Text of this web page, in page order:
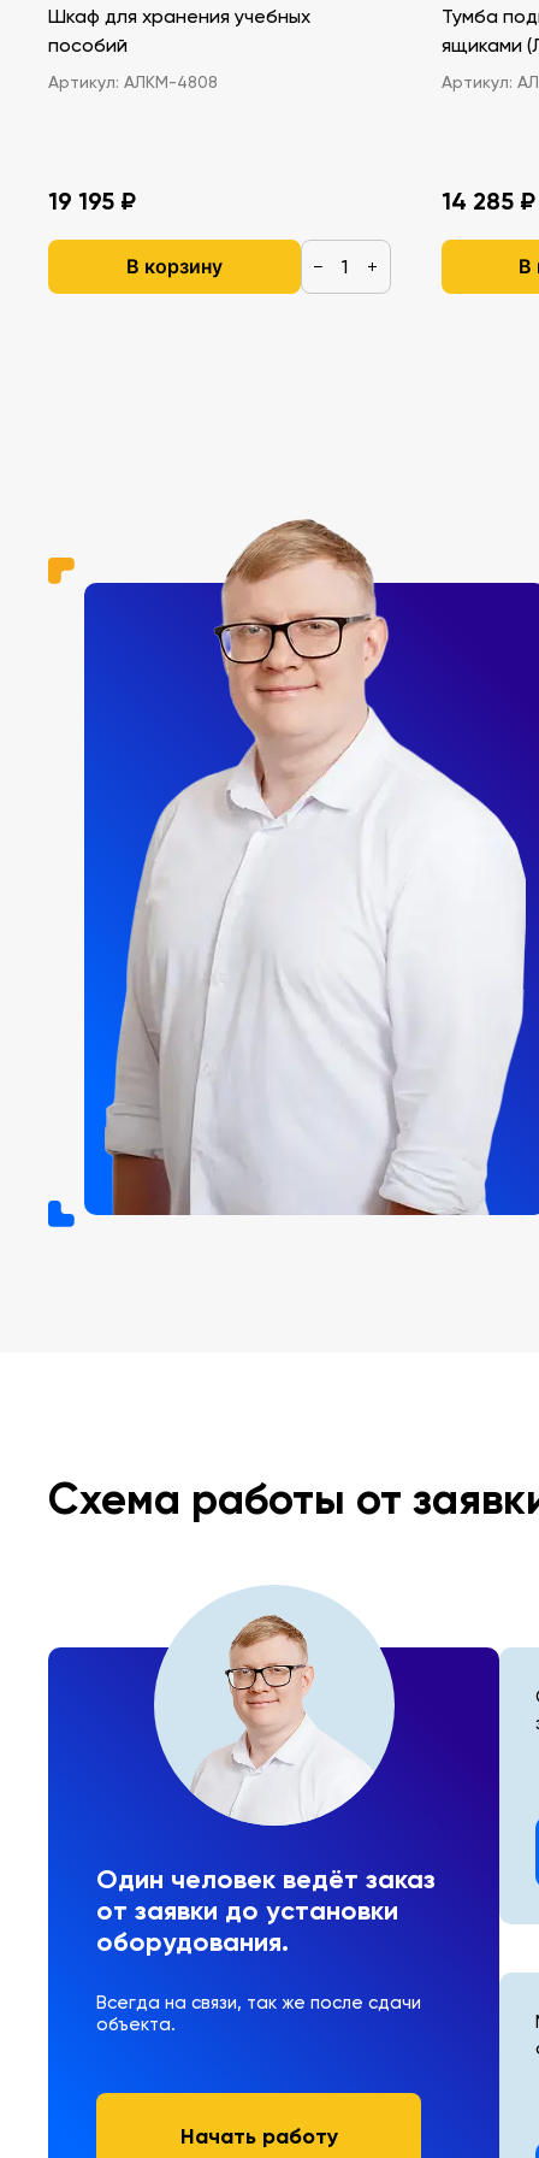
Шкаф для хранения учебных
пособий
Артикул: АЛКМ-4808
19 195 ₽
В корзину − +
Тумба
Артикул:
14 285 ₽
В
Схема работы от
Один человек ведёт заказ
от заявки до установки
оборудования.
Всегда на связи, так же после сдачи
объекта.
Начать работу